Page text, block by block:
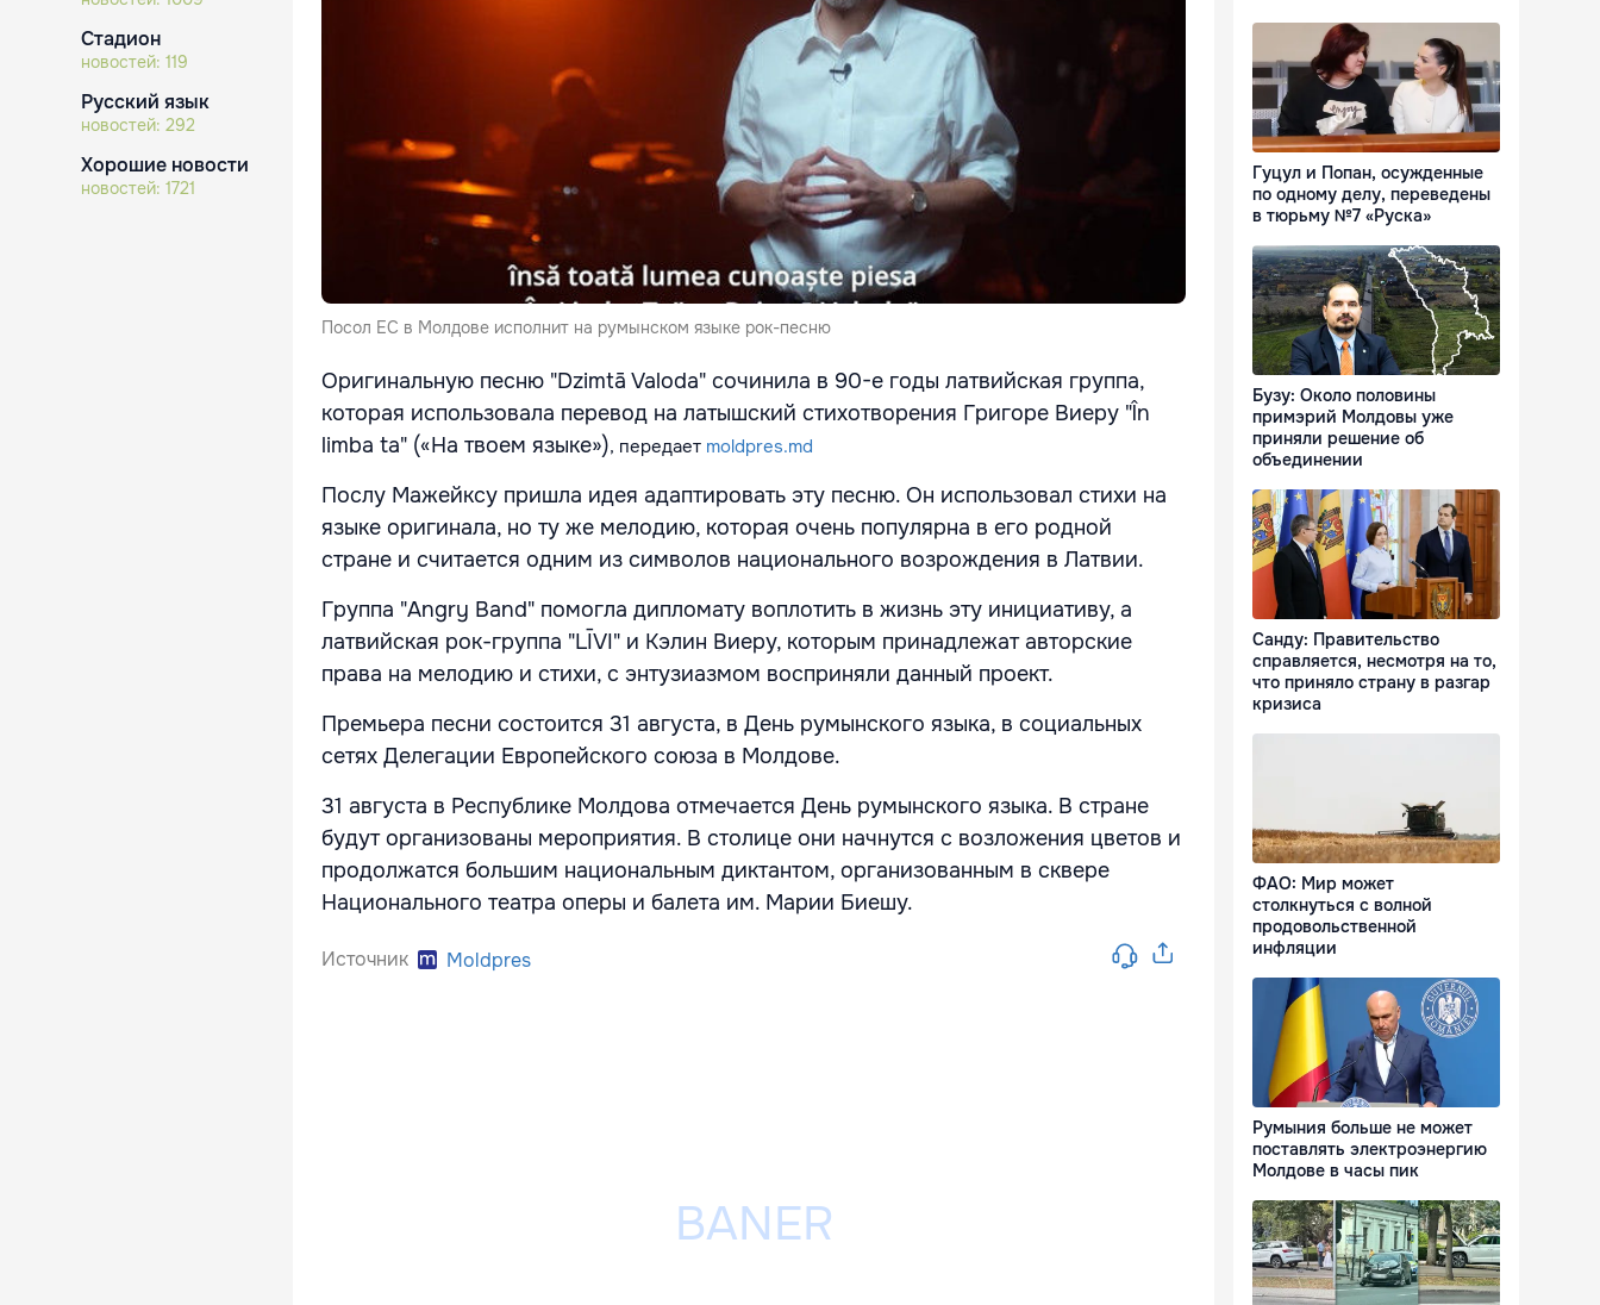
Стадион
новостей: 119
Русский язык
новостей: 292
Хорошие новости
новостей: 1721
Посол ЕС в Молдове исполнит на румынском языке рок-песню
Оригинальную песню "Dzimtā Valoda" сочинила в 90-е годы латвийская группа,
которая использовала перевод на латышский стихотворения Григоре Виеру "În
limba ta" («На твоем языке»), передает moldpres.md
Послу Мажейксу пришла идея адаптировать эту песню. Он использовал стихи на
языке оригинала, но ту же мелодию, которая очень популярна в его родной
стране и считается одним из символов национального возрождения в Латвии.
Группа "Angry Band" помогла дипломату воплотить в жизнь эту инициативу, а
латвийская рок-группа "LĪVI" и Кэлин Виеру, которым принадлежат авторские
права на мелодию и стихи, с энтузиазмом восприняли данный проект.
Премьера песни состоится 31 августа, в День румынского языка, в социальных
сетях Делегации Европейского союза в Молдове.
31 августа в Республике Молдова отмечается День румынского языка. В стране
будут организованы мероприятия. В столице они начнутся с возложения цветов и
продолжатся большим национальным диктантом, организованным в сквере
Национального театра оперы и балета им. Марии Биешу.
Источник Moldpres
Гуцул и Попан, осужденные
по одному делу, переведены
в тюрьму №7 «Руска»
Бузу: Около половины
примэрий Молдовы уже
приняли решение об
объединении
Санду: Правительство
справляется, несмотря на то,
что приняло страну в разгар
кризиса
ФАО: Мир может
столкнуться с волной
продовольственной
инфляции
Румыния больше не может
поставлять электроэнергию
Молдове в часы пик